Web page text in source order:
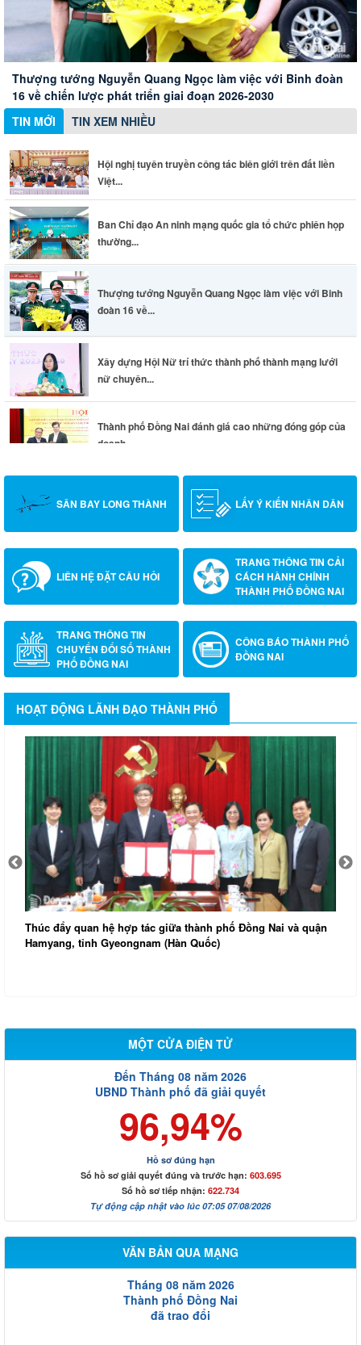
TIN MỚI TIN XEM NHIỀU
Hội nghị tuyên truyền công tác biên giới trên đất liền Việt
Nam - Campuchia
Ban Chỉ đạo An ninh mạng quốc gia tổ chức phiên họp
thường kỳ
Thượng tướng Nguyễn Quang Ngọc làm việc với Binh đoàn
16 về chiến lược phát triển giai đoạn 2026-2030
Xây dựng Hội Nữ trí thức thành phố thành mạng lưới nữ
chuyên gia chất lượng
Thành phố Đồng Nai đánh giá cao những đóng góp của
doanh nghiệp Đức
Hội nghị tuyên truyền công tác biên giới trên đất liền
Việt...
Ban Chỉ đạo An ninh mạng quốc gia tổ chức phiên họp
thường...
Thượng tướng Nguyễn Quang Ngọc làm việc với Binh
đoàn 16 về...
Xây dựng Hội Nữ trí thức thành phố thành mạng lưới
nữ chuyên...
Thành phố Đồng Nai đánh giá cao những đóng góp của
doanh...
SÂN BAY LONG THÀNH LẤY Ý KIẾN NHÂN DÂN
LIÊN HỆ ĐẶT CÂU HỎI
TRANG THÔNG TIN CẢI
CÁCH HÀNH CHÍNH
THÀNH PHỐ ĐỒNG NAI
TRANG THÔNG TIN
CHUYỂN ĐỔI SỐ THÀNH
PHỐ ĐỒNG NAI
CÔNG BÁO THÀNH PHỐ
ĐỒNG NAI
HOẠT ĐỘNG LÃNH ĐẠO THÀNH PHỐ
Thúc đẩy quan hệ hợp tác giữa thành phố Đồng Nai và quận
Hamyang, tỉnh Gyeongnam (Hàn Quốc)
MỘT CỬA ĐIỆN TỬ
Đến Tháng 08 năm 2026
UBND Thành phố đã giải quyết
96,94%
Hồ sơ đúng hạn
Số hồ sơ giải quyết đúng và trước hạn: 603.695
Số hồ sơ tiếp nhận: 622.734
Tự động cập nhật vào lúc 07:05 07/08/2026
VĂN BẢN QUA MẠNG
Tháng 08 năm 2026
Thành phố Đồng Nai
đã trao đổi